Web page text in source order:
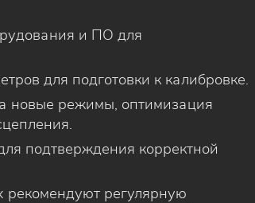
и ПО для
для подготовки к калибровке.
новые режимы, оптимизация
подтверждения корректной
регулярную